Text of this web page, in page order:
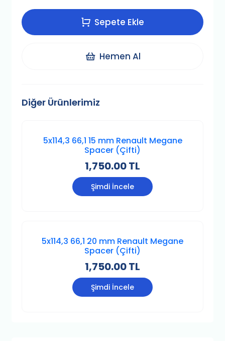
Sepete Ekle
Hemen Al
Diğer Ürünlerimiz
5x114,3 66,1 15 mm Renault Megane
Spacer (Çifti)
1,750.00 TL
Şimdi İncele
5x114,3 66,1 20 mm Renault Megane
Spacer (Çifti)
1,750.00 TL
Şimdi İncele